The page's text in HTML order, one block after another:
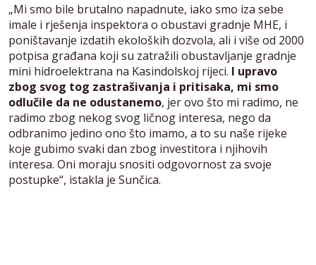
„Mi smo bile brutalno napadnute, iako smo iza sebe
imale i rješenja inspektora o obustavi gradnje MHE, i
poništavanje izdatih ekoloških dozvola, ali i više od 2000
potpisa građana koji su zatražili obustavljanje gradnje
mini hidroelektrana na Kasindolskoj rijeci. I upravo
zbog svog tog zastrašivanja i pritisaka, mi smo
odlučile da ne odustanemo, jer ovo što mi radimo, ne
radimo zbog nekog svog ličnog interesa, nego da
odbranimo jedino ono što imamo, a to su naše rijeke
koje gubimo svaki dan zbog investitora i njihovih
interesa. Oni moraju snositi odgovornost za svoje
postupke“, istakla je Sunčica.